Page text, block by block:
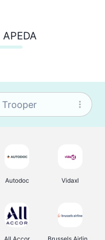
APEDA
Autodoc Vidaxl